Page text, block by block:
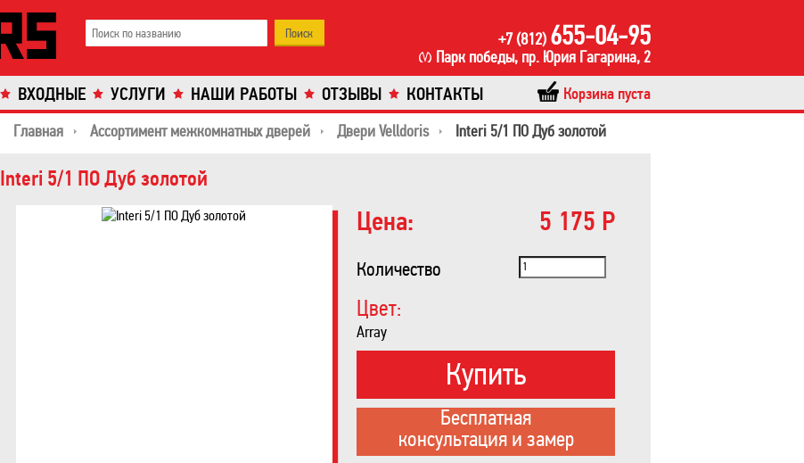
+7 (812) 655-04-95
Парк победы, пр. Юрия Гагарина, 2
ВХОДНЫЕ УСЛУГИ НАШИ РАБОТЫ ОТЗЫВЫ КОНТАКТЫ
Корзина пуста
Главная
Ассортимент межкомнатных дверей Двери Velldoris Interi 5/1 ПО Дуб золотой
Interi 5/1 ПО Дуб золотой
Цена: 5 175 Р
Количество
Цвет:
Array
Купить
Бесплатная
консультация и замер